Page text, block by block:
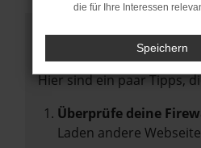
Fehler: Network Error
Beim Laden ist ein Fehler
Hier sind ein paar Tipps,
Überprüfe deine
Laden andere
die für Ihre Interessen
Speichern